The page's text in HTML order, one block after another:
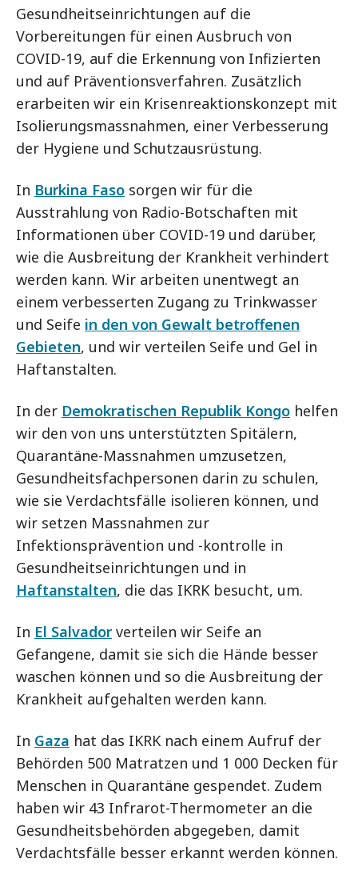
Gesundheitseinrichtungen auf die
Vorbereitungen für einen Ausbruch von
COVID-19, auf die Erkennung von Infizierten
und auf Präventionsverfahren. Zusätzlich
erarbeiten wir ein Krisenreaktionskonzept mit
Isolierungsmassnahmen, einer Verbesserung
der Hygiene und Schutzausrüstung.
In Burkina Faso sorgen wir für die
Ausstrahlung von Radio-Botschaften mit
Informationen über COVID-19 und darüber,
wie die Ausbreitung der Krankheit verhindert
werden kann. Wir arbeiten unentwegt an
einem verbesserten Zugang zu Trinkwasser
und Seife in den von Gewalt betroffenen
Gebieten, und wir verteilen Seife und Gel in
Haftanstalten.
In der Demokratischen Republik Kongo helfen
wir den von uns unterstützten Spitälern,
Quarantäne-Massnahmen umzusetzen,
Gesundheitsfachpersonen darin zu schulen,
wie sie Verdachtsfälle isolieren können, und
wir setzen Massnahmen zur
Infektionsprävention und -kontrolle in
Gesundheitseinrichtungen und in
Haftanstalten, die das IKRK besucht, um.
In El Salvadorverteilen wir Seife an
Gefangene, damit sie sich die Hände besser
waschen können und so die Ausbreitung der
Krankheit aufgehalten werden kann.
In Gaza hat das IKRK nach einem Aufruf der
Behörden 500 Matratzen und 1 000 Decken für
Menschen in Quarantäne gespendet. Zudem
haben wir 43 Infrarot-Thermometer an die
Gesundheitsbehörden abgegeben, damit
Verdachtsfälle besser erkannt werden können.